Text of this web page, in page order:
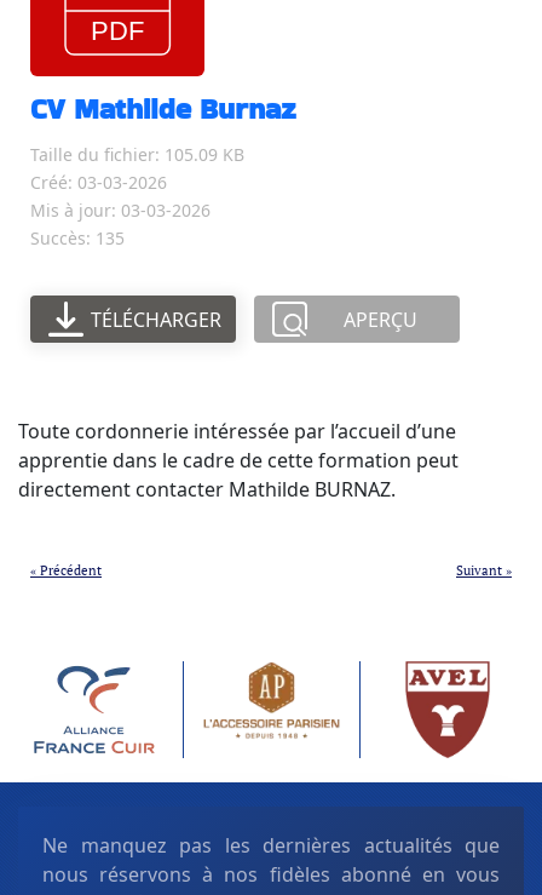
CV Mathilde Burnaz
Taille du fichier: 105.09 KB
Créé: 03-03-2026
Mis à jour: 03-03-2026
Succès: 135
TÉLÉCHARGER APERÇU
Toute cordonnerie intéressée par l’accueil d’une
apprentie dans le cadre de cette formation peut
directement contacter Mathilde BURNAZ.
« Précédent Suivant »
Ne manquez pas les dernières actualités que
nous réservons à nos fidèles abonné en vous